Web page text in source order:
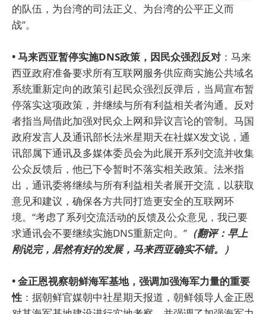
的队伍，为台湾的司法正义、为台湾的公平正义而
战”。
• 马来西亚暂停实施DNS政策，因民众强烈反对 ：马来
西亚政府准备要求所有互联网服务供应商实施公共域名
系统重新定向的政策引起民众强烈反弹后，当局宣布暂
停落实这项政策，并继续与所有利益相关者沟通。反对
者指当局借此加强对民众上网和异议言论的管制。马国
政府发言人及通讯部长法米星期天在社媒X发文说，通
讯部属下通讯及多媒体委员会为此展开系列交流并收集
公众反馈后，他已下令暂时不落实相关政策。法米指
出，通讯委将继续与所有利益相关者展开交流，以获取
意见和建议，确保各方共同打造更安全的互联网环
境。“考虑了系列交流活动的反馈及公众意见，我已要
求通讯会不要继续实施DNS重新定向。” （翻评：早上
刚说完，居然有好的发展，马来西亚确实不错。）
• 金正恩视察朝鲜海军基地，强调加强海军力量的重要
性 ：据朝鲜官媒朝中社星期天报道，朝鲜领导人金正恩